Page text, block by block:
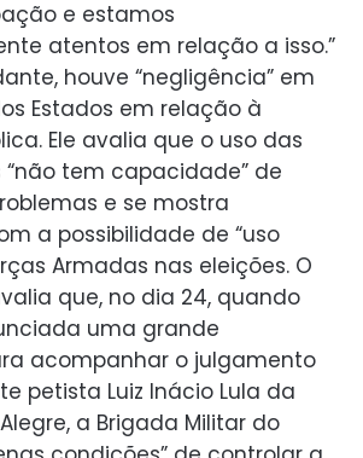
e estamos
atentos em relação a isso.”
houve “negligência” em
Estados em relação à
Ele avalia que o uso das
tem capacidade” de
e se mostra
a possibilidade de “uso
Armadas nas eleições. O
que, no dia 24, quando
uma grande
acompanhar o julgamento
petista Luiz Inácio Lula da
a Brigada Militar do